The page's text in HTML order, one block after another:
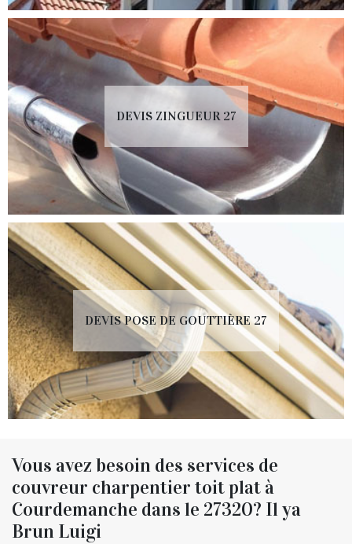
DEVIS ZINGUEUR 27
DEVIS POSE DE GOUTTIÈRE 27
Vous avez besoin des services de
couvreur charpentier toit plat à
Courdemanche dans le 27320? Il ya
Brun Luigi